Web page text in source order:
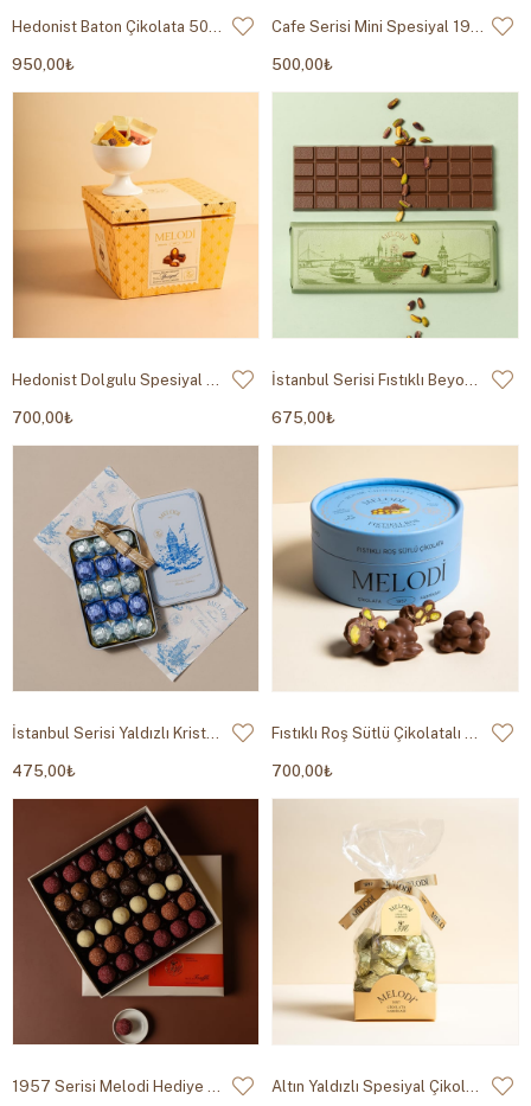
Hedonist Baton Çikolata 500g
950,00₺
Cafe Serisi Mini Spesiyal 190g
500,00₺
Hedonist Dolgulu Spesiyal Çikolata 400g
700,00₺
İstanbul Serisi Fıstıklı Beyoğlu Tablet 300g
675,00₺
İstanbul Serisi Yaldızlı Kristal 200g
475,00₺
Fıstıklı Roş Sütlü Çikolatalı 200g
700,00₺
1957 Serisi Melodi Hediye Trüf Çikolata 490g Altın Yaldızlı Spesiyal Çikolata 500g